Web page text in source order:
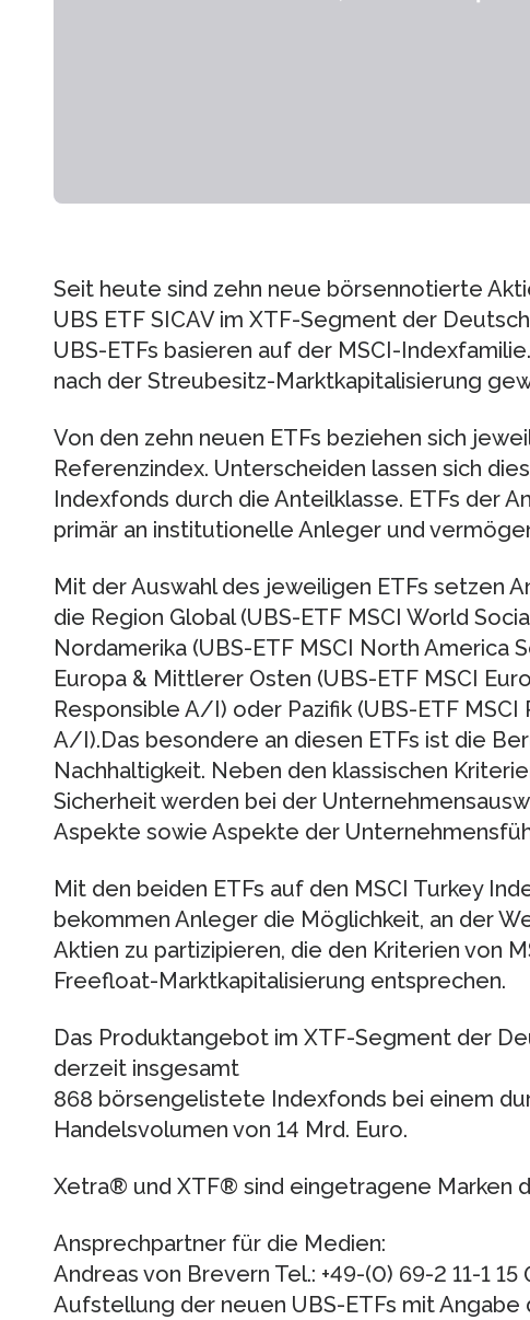
Seit heute sind zehn neue börsennotierte
UBS ETF SICAV im XTF-Segment der
UBS-ETFs basieren auf der MSCI-
nach der Streubesitz-Marktkapitalisierung
Von den zehn neuen ETFs beziehen sich
Referenzindex. Unterscheiden lassen sich
Indexfonds durch die Anteilklasse. ETFs der
primär an institutionelle Anleger und
Mit der Auswahl des jeweiligen ETFs setzen
die Region Global (UBS-ETF MSCI World
Nordamerika (UBS-ETF MSCI North America
Europa & Mittlerer Osten (UBS-ETF MSCI
Responsible A/I) oder Pazifik (UBS-ETF MSCI
A/I).Das besondere an diesen ETFs ist die
Nachhaltigkeit. Neben den klassischen
Sicherheit werden bei der
Aspekte sowie Aspekte der
Mit den beiden ETFs auf den MSCI Turkey
bekommen Anleger die Möglichkeit, an der
Aktien zu partizipieren, die den Kriterien von
Freefloat-Marktkapitalisierung entsprechen.
Das Produktangebot im XTF-Segment der
derzeit insgesamt
868 börsengelistete Indexfonds bei einem
Handelsvolumen von 14 Mrd. Euro.
Xetra® und XTF® sind eingetragene Marken
Ansprechpartner für die Medien:
Andreas von Brevern Tel.: +49-(0) 69-2 11-1 15
Aufstellung der neuen UBS-ETFs mit Angabe